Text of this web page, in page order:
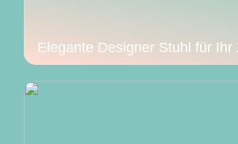
Elegante Designer Stuhl für Ihr